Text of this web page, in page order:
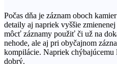
Počas dňa je záznam oboch
detaily aj napriek vyššie
môcť záznamy použiť či už na
nehode, ale aj pri obyčajnom
kompilácie. Napriek chýbajúcemu
dobrý.